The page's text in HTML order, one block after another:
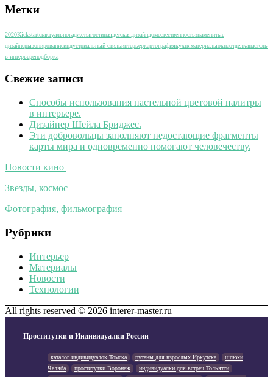
Метки
2020Kickstarterактуальногаджетыгостинаядетскаядизайндоместественностьзнаменитые
дизайнерызонированиеиндустриальный стильинтерьеркартографиякухняматериалыокнаотделкапастель
в интерьереподборка
Свежие записи
Способы использования пастельной цветовой палитры
в интерьере.
Дизайнер Шейла Бриджес.
Эти добровольцы заполняют недостающие фрагменты
карты мира и одновременно помогают человечеству.
Новости кино
Звезды, космос
Фотография, фильмография
Рубрики
Интерьер
Материалы
Новости
Технологии
All rights reserved © 2026 interer-master.ru
Проститутки и Индивидуалки России
каталог индивидуалок Томска путаны для взрослых Иркутска
шлюхи
Челяба
проститутки Воронеж
индивидуалки для встреч Тольятти